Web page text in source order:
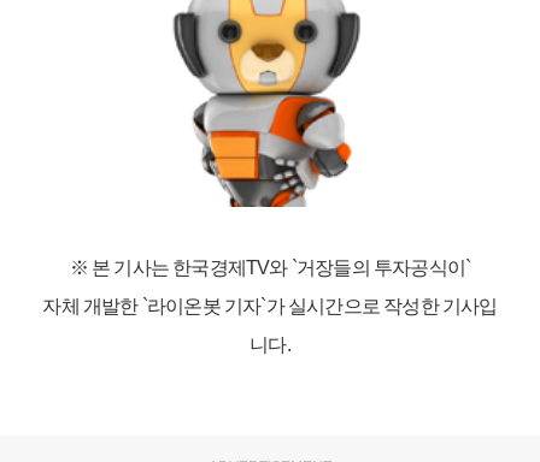
※ 본 기사는 한국경제TV와 `거장들의 투자공식이`
자체 개발한 `라이온봇 기자`가 실시간으로 작성한 기사입
니다.